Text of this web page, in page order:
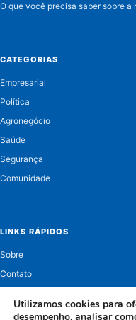
O que você precisa saber sobre a
CATEGORIAS
Empresarial
Política
Agronegócio
Saúde
Segurança
Comunidade
LINKS RÁPIDOS
Sobre
Contato
Utilizamos cookies para
desempenho, analisar